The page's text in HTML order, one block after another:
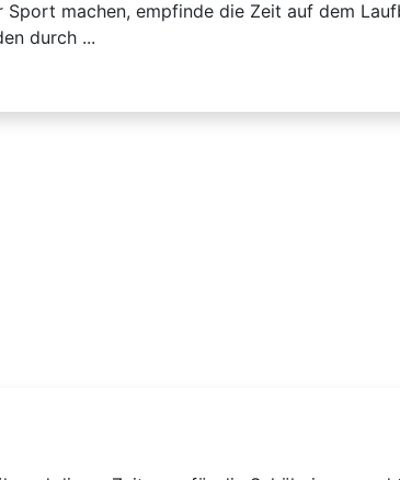
machen, empfinde die Zeit auf dem
durch ...